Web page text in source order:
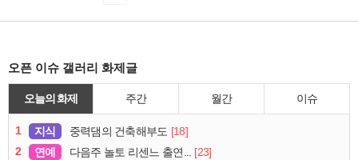
오픈 이슈 갤러리 화제글
오늘의 화제 주간 월간 이슈
1 지식 중력댐의 건축해부도 [18]
2
연예 다음주 놀토 리센느 출연...
[23]